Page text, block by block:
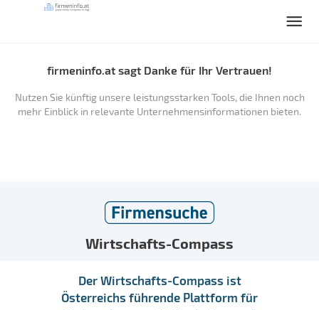
firmeninfo.at sagt Danke für Ihr Vertrauen!
Nutzen Sie künftig unsere leistungsstarken Tools, die Ihnen noch
mehr Einblick in relevante Unternehmensinformationen bieten.
Wirtschafts-Compass
Der Wirtschafts-Compass ist
Österreichs führende Plattform für